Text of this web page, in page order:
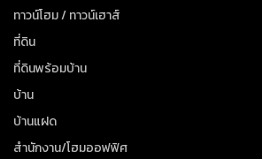
ทาวน์โฮม / ทาวน์เฮาส์
ที่ดิน
ที่ดินพร้อมบ้าน
บ้าน
บ้านแฝด
สำนักงาน/โฮมออฟฟิศ